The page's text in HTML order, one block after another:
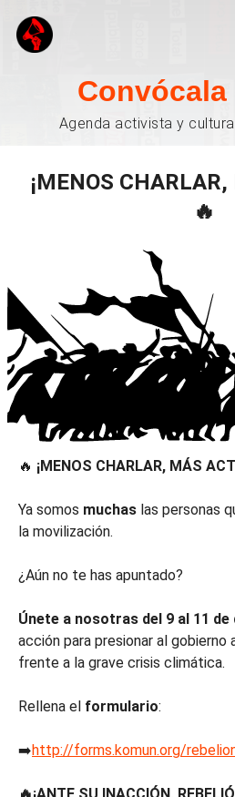
Convócala
Agenda activista y
¡MENOS
🔥
🔥 ¡MENOS CHARLAR, MÁS
Ya somos muchas las personas
la movilización.
¿Aún no te has apuntado?
Únete a nosotras del 9 al 11 de
acción para presionar al gobierno
frente a la grave crisis climática.
Rellena el formulario:
➡️http://forms.komun.org/